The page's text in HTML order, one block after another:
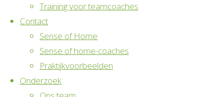
Training voor teamcoaches
Contact
Sense of Home
Sense of home-coaches
Praktijkvoorbeelden
Onderzoek
Woonzorgcentrum Koningsbruggen heeft het
Alzheimerkoor ‘Eigen Wijs’ opgericht.
Zo worden er activiteiten ondernomen ipv
binnen te zitten.
Net zoals bewegen, helpt muziek,